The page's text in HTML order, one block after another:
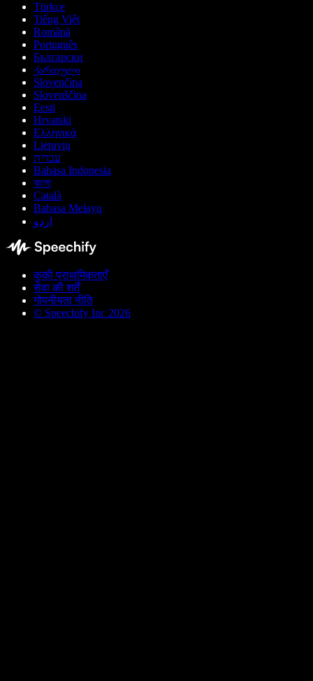
Türkçe
Tiếng Việt
Română
Português
Български
ქართული
Slovenčina
Slovenščina
Eesti
Hrvatski
Ελληνικά
Lietuvių
עברית
Bahasa Indonesia
বাংলা
Català
Bahasa Melayu
اردو
कुकी प्राथमिकताएँ
सेवा की शर्तें
गोपनीयता नीति
© Speechify Inc 2026